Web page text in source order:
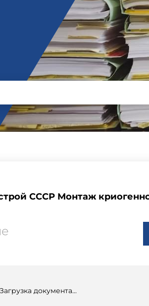
СССР Монтаж
Загрузка документа...